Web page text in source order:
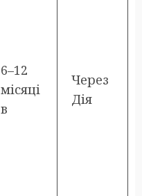
6–12
місяці
в
Через
Дія